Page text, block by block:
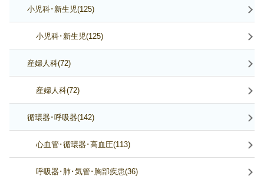
小児科･新生児(125)
小児科･新生児(125)
産婦人科(72)
産婦人科(72)
循環器･呼吸器(142)
心血管･循環器･高血圧(113)
呼吸器･肺･気管･胸部疾患(36)